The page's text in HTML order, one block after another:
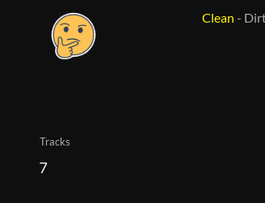
Clean -
Tracks
7